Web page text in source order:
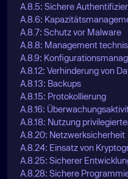
A.8.5: Sichere
A.8.6:
A.8.7: Schutz vor Malware
A.8.8: Management
A.8.9:
A.8.12: Verhinderung von
A.8.13: Backups
A.8.15: Protokollierung
A.8.16:
A.8.18: Nutzung
A.8.20: Netzwerksicherheit
A.8.24: Einsatz von
A.8.25: Sicherer
A.8.28: Sichere